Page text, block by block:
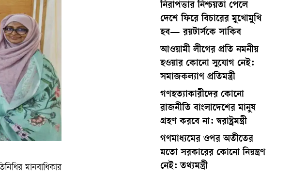
মানবাধিকার
নিরাপত্তার নিশ্চয়তা পেলে
দেশে ফিরে বিচারের মুখোমুখি
হব— রয়টার্সকে সাকিব
আওয়ামী লীগের প্রতি নমনীয়
হওয়ার কোনো সুযোগ নেই:
সমাজকল্যাণ প্রতিমন্ত্রী
গণহত্যাকারীদের কোনো
রাজনীতি বাংলাদেশের মানুষ
গ্রহণ করবে না: স্বরাষ্ট্রমন্ত্রী
গণমাধ্যমের ওপর অতীতের
মতো সরকারের কোনো নিয়ন্ত্রণ
নেই: তথ্যমন্ত্রী